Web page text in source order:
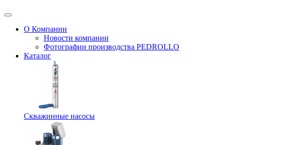
О Компании
Новости компании
Фотографии производства PEDROLLO
Каталог
Скважинные насосы